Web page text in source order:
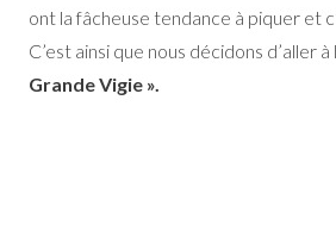
ont la fâcheuse tendance à piquer et
C’est ainsi que nous décidons d’aller à
Grande Vigie ».